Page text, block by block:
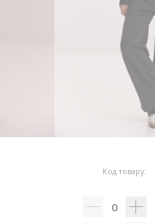
Код товару:
0